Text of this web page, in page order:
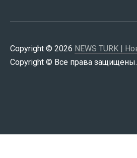
Copyright © 2026 NEWS TURK |
Copyright © Все права защищены.